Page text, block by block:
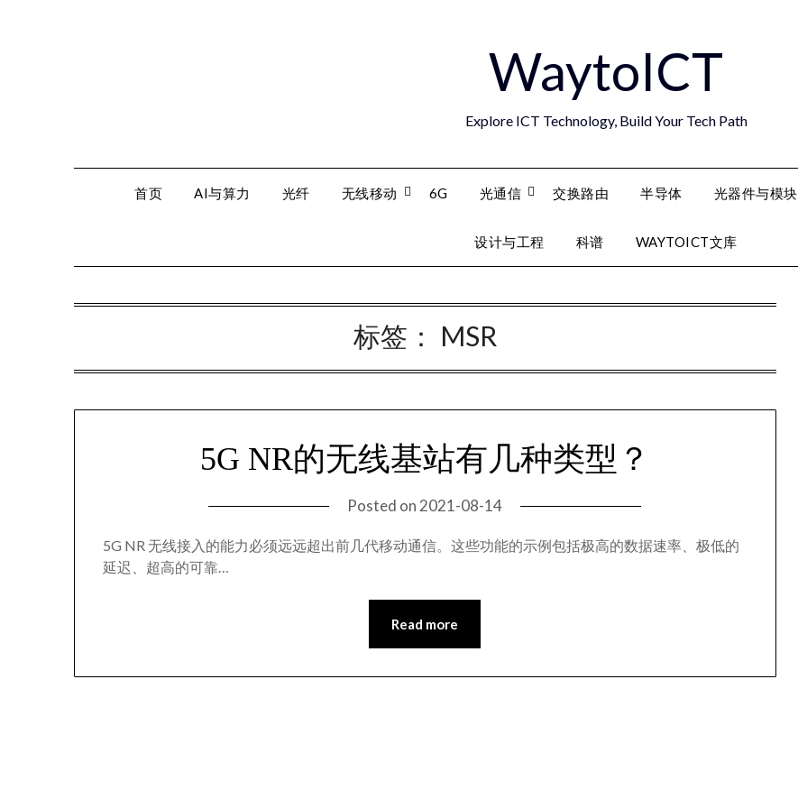
WaytoICT
Explore ICT Technology, Build Your Tech Path
首页 AI与算力 光纤 无线移动 6G 光通信 交换路由 半导体 光器件与模块
设计与工程 科谱 WAYTOICT文库
标签： MSR
5G NR的无线基站有几种类型？
Posted on 2021-08-14
5G NR 无线接入的能力必须远远超出前几代移动通信。这些功能的示例包括极高的数据速率、极低的
延迟、超高的可靠…
Read more